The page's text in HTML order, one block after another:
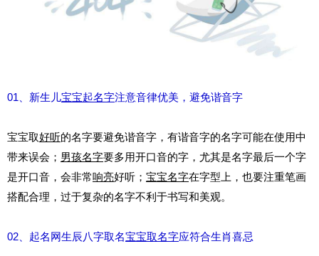
01、新生儿宝宝起名字注意音律优美，避免谐音字
宝宝取好听的名字要避免谐音字，有谐音字的名字可能在使用中
带来误会； 男孩名字要多用开口音的字，尤其是名字最后一个字
是开口音，会非常响亮好听； 宝宝名字在字型上，也要注重笔画
搭配合理，过于复杂的名字不利于书写和美观。
02、起名网生辰八字取名宝宝取名字应符合生肖喜忌